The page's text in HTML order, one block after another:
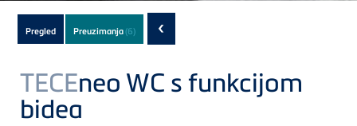
Subnavigation
of
current
Product
Pregled Preuzimanja(6) ‹
TECEneo WC s funkcijom
bidea